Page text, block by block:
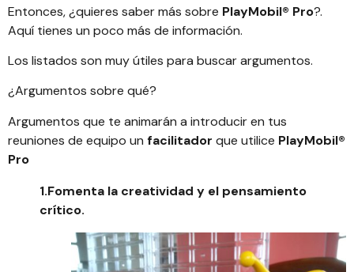
Entonces, ¿quieres saber más sobre PlayMobil® Pro?.
Aquí tienes un poco más de información.
Los listados son muy útiles para buscar argumentos.
¿Argumentos sobre qué?
Argumentos que te animarán a introducir en tus
reuniones de equipo un facilitador que utilice PlayMobil®
Pro
1.Fomenta la creatividad y el pensamiento
crítico.